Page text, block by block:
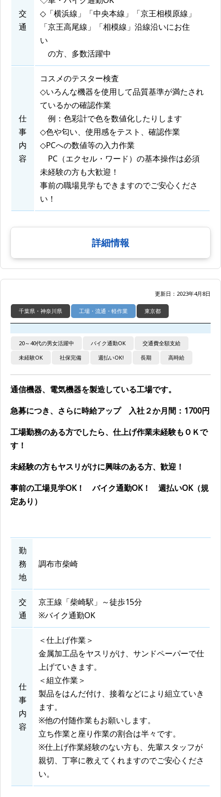
交
通
◇「横浜線」「中央本線」「京王相模原線」
「京王高尾線」「相模線」沿線沿いにお住
い
の方、多数活躍中
仕
事
内
容
コスメのテスター検査
◇いろんな機器を使用して品質基準が満たされ
ているかの確認作業
例：色彩計で色を数値化したりします
◇色や匂い、使用感をテスト、確認作業
◇PCへの数値等の入力作業
PC（エクセル・ワード）の基本操作は必須
未経験の方も大歓迎！
事前の職場見学もできますのでご安心くださ
い！
詳細情報
更新日：2023年4月8日
千葉県・神奈川県 工場・流通・軽作業 東京都
20～40代の男女活躍中 バイク通勤OK
交通費全額支給
未経験OK
社保完備 週払いOK! 長期 高時給
通信機器、電気機器を製造している工場です。
急募につき、さらに時給アップ 入社２か月間：1700円
工場勤務のある方でしたら、仕上げ作業未経験もＯＫで
す！
未経験の方もヤスリがけに興味のある方、歓迎！
事前の工場見学OK！ バイク通勤OK！ 週払いOK（規
定あり）
勤
務
地
調布市柴崎
交
通
京王線「柴崎駅」～徒歩15分
※バイク通勤OK
仕
事
内
容
＜仕上げ作業＞
金属加工品をヤスリがけ、サンドペーパーで仕
上げていきます。
＜組立作業＞
製品をはんだ付け、接着などにより組立ていき
ます。
※他の付随作業もお願いします。
立ち作業と座り作業の割合は半々です。
※仕上げ作業経験のない方も、先輩スタッフが
親切、丁寧に教えてくれますのでご安心くださ
い。